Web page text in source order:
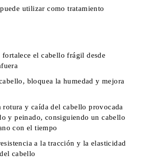
utilizar como tratamiento
fortalece el cabello frágil desde
bloquea la humedad y mejora
rotura y caída del cabello provocada
y peinado, consiguiendo un cabello
con el tiempo
a la tracción y la elasticidad
cabello